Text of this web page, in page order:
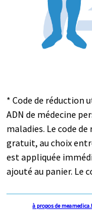
* Code de réduction
ADN de médecine
maladies. Le code
gratuit, au choix
est appliquée
ajouté au panier. Le
à propos de